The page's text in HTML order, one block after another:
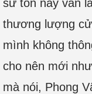
sư tôn này vẫn
thương lượng
mình không
cho nên mới
mà nói, Phong